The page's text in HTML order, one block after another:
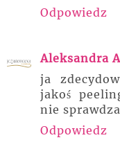
Odpowiedz
Aleksandra
ja
jakoś
nie
Odpowiedz